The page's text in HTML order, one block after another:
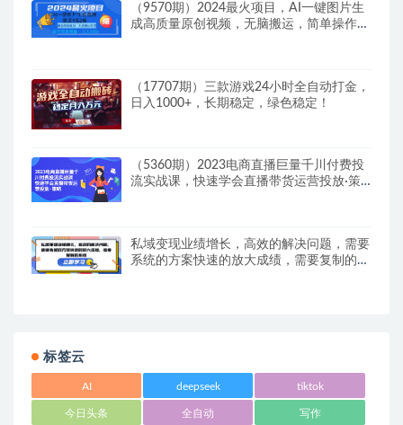
（9570期）2024最火项目，AI一键图片生
成高质量原创视频，无脑搬运，简单操作日
（17707期）三款游戏24小时全自动打金，
日入1000+，长期稳定，绿色稳定！
（5360期）2023电商直播巨量千川付费投
流实战课，快速学会直播带货运营投放·策
私域变现业绩增长，高效的解决问题，需要
系统的方案快速的放大成绩，需要复制的系
标签云
AI deepseek tiktok
今日头条 全自动 写作